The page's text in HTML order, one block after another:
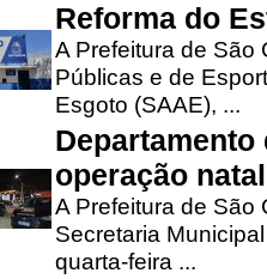
Reforma do
A Prefeitura de São
Públicas e de
Esgoto (SAAE), ...
operação
A Prefeitura de São
Secretaria
quarta-feira ...